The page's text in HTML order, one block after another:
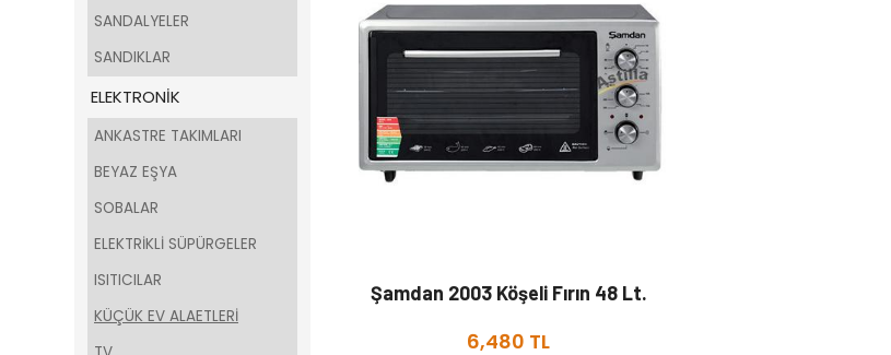
SANDALYELER
SANDIKLAR
ELEKTRONİK
ANKASTRE TAKIMLARI
BEYAZ EŞYA
SOBALAR
ELEKTRİKLİ SÜPÜRGELER
ISITICILAR
KÜÇÜK EV ALAETLERİ
Şamdan 2003 Köşeli Fırın 48 Lt.
6,480 TL